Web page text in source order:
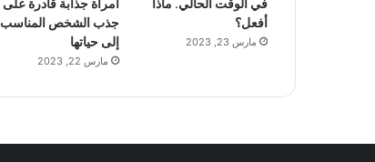
في الوقت الحالي. ماذا
أفعل؟
مارس 23, 2023
امرأة جذابة قادرة على
جذب الشخص المناسب
إلى حياتها
مارس 22, 2023